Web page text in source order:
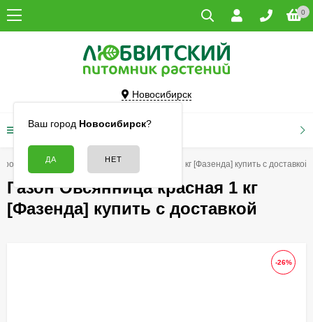
0
Новосибирск
Ваш город Новосибирск?
КАТАЛОГ ТОВАРОВ
Газон Овсянница красная 1 кг [Фазенда] купить с доставкой
Газон Овсянница красная 1 кг
[Фазенда] купить с доставкой
-26%